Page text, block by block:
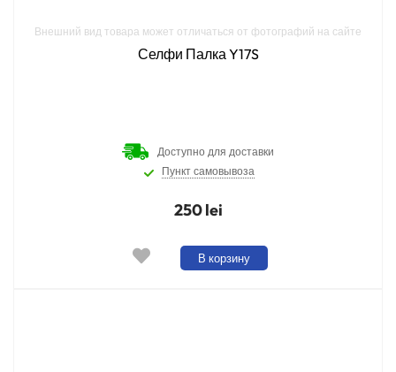
Внешний вид товара может отличаться от фотографий на сайте
Селфи Палка Y17S
Доступно для доставки
Пункт самовывоза
250 lei
В корзину